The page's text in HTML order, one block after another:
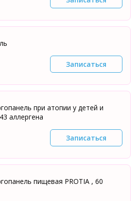
Записаться
при атопии у детей и
аллергена
Записаться
пищевая PROTIA , 60